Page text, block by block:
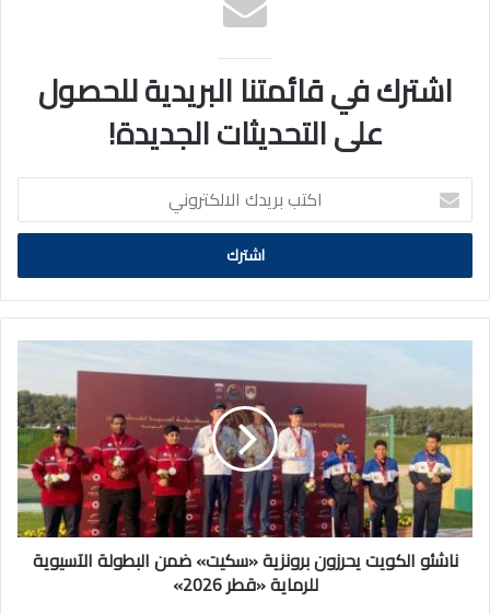
اشترك في قائمتنا البريدية للحصول
على التحديثات الجديدة!
اكتب
بريدك
الالكتروني
برونزية
«سكيت»
ضمن
البطولة
الآسيوية
للرماية
«قطر
ناشئو الكويت يحرزون برونزية «سكيت» ضمن البطولة الآسيوية
للرماية «قطر 2026»